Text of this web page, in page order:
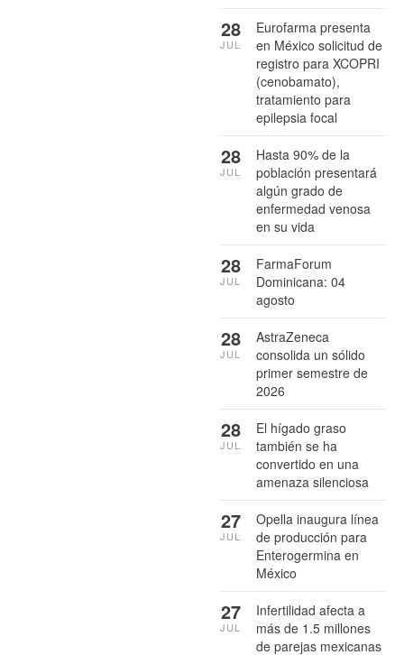
Eurofarma presenta
en México solicitud de
registro para XCOPRI
(cenobamato),
tratamiento para
epilepsia focal
28
JUL
Hasta 90% de la
población presentará
algún grado de
enfermedad venosa
en su vida
28
JUL
FarmaForum
Dominicana: 04
agosto
28
JUL
AstraZeneca
consolida un sólido
primer semestre de
2026
28
JUL
El hígado graso
también se ha
convertido en una
amenaza silenciosa
28
JUL
Opella inaugura línea
de producción para
Enterogermina en
México
27
JUL
Infertilidad afecta a
más de 1.5 millones
de parejas mexicanas
27
JUL